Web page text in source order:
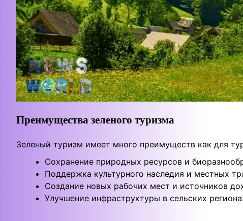
Преимущества зеленого туризма
Зеленый туризм имеет много преимуществ как для
Сохранение природных ресурсов и
Поддержка культурного наследия и местных
Создание новых рабочих мест и источников
Улучшение инфраструктуры в сельских